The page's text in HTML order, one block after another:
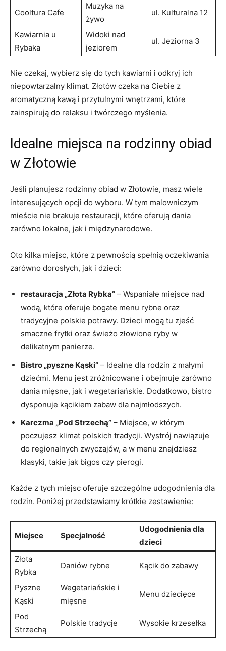
Cooltura Cafe
Muzyka na
żywo
ul. Kulturalna 12
Kawiarnia u
Rybaka
Widoki nad
jeziorem
ul. Jeziorna 3
Nie czekaj, wybierz się do tych kawiarni i odkryj ich
niepowtarzalny klimat. Złotów czeka na Ciebie z
aromatyczną kawą i przytulnymi wnętrzami, które
zainspirują do relaksu i twórczego myślenia.
Idealne miejsca na rodzinny obiad
w Złotowie
Jeśli planujesz rodzinny obiad w Złotowie, masz wiele
interesujących opcji do wyboru. W tym malowniczym
mieście nie brakuje restauracji, które oferują dania
zarówno lokalne, jak i międzynarodowe.
Oto kilka miejsc, które z pewnością spełnią oczekiwania
zarówno dorosłych, jak i dzieci:
restauracja „Złota Rybka” – Wspaniałe miejsce nad
wodą, które oferuje bogate menu rybne oraz
tradycyjne polskie potrawy. Dzieci mogą tu zjeść
smaczne frytki oraz świeżo złowione ryby w
delikatnym panierze.
Bistro „pyszne Kąski” – Idealne dla rodzin z małymi
dziećmi. Menu jest zróżnicowane i obejmuje zarówno
dania mięsne, jak i wegetariańskie. Dodatkowo, bistro
dysponuje kącikiem zabaw dla najmłodszych.
Karczma „Pod Strzechą” – Miejsce, w którym
poczujesz klimat polskich tradycji. Wystrój nawiązuje
do regionalnych zwyczajów, a w menu znajdziesz
klasyki, takie jak bigos czy pierogi.
Każde z tych miejsc oferuje szczególne udogodnienia dla
rodzin. Poniżej przedstawiamy krótkie zestawienie:
Miejsce Specjalność
Udogodnienia dla
dzieci
Złota
Rybka
Daniów rybne Kącik do zabawy
Pyszne
Kąski
Wegetariańskie i
mięsne
Menu dziecięce
Pod
Strzechą
Polskie tradycje Wysokie krzesełka